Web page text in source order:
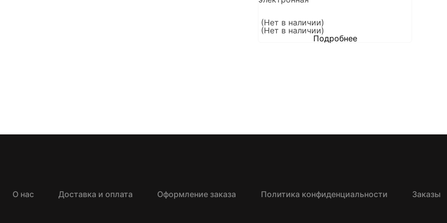
(Нет в наличии)
(Нет в наличии)
Подробнее
О нас Доставка и оплата Оформление заказа Политика конфиденциальности Заказы